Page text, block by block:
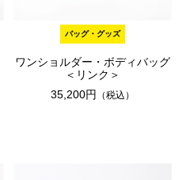
バッグ・グッズ
ワンショルダー・ボディバッグ
＜リンク＞
35,200円
（税込）